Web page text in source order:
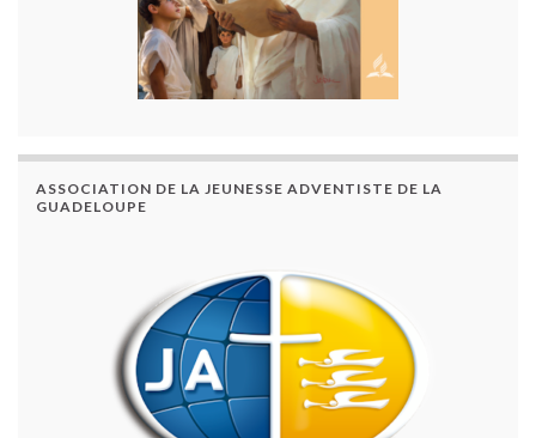
ASSOCIATION DE LA JEUNESSE ADVENTISTE DE LA
GUADELOUPE